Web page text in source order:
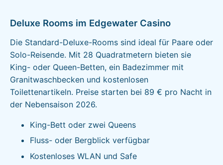
Deluxe Rooms im Edgewater Casino
Die Standard-Deluxe-Rooms sind ideal für Paare oder
Solo-Reisende. Mit 28 Quadratmetern bieten sie
King- oder Queen-Betten, ein Badezimmer mit
Granitwaschbecken und kostenlosen
Toilettenartikeln. Preise starten bei 89 € pro Nacht in
der Nebensaison 2026.
King-Bett oder zwei Queens
Fluss- oder Bergblick verfügbar
Kostenloses WLAN und Safe